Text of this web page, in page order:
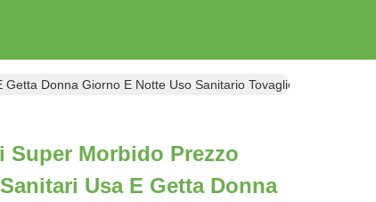
Donna Giorno E Notte Uso Sanitario Tovagliolo
Super Morbido Prezzo
Usa E Getta Donna